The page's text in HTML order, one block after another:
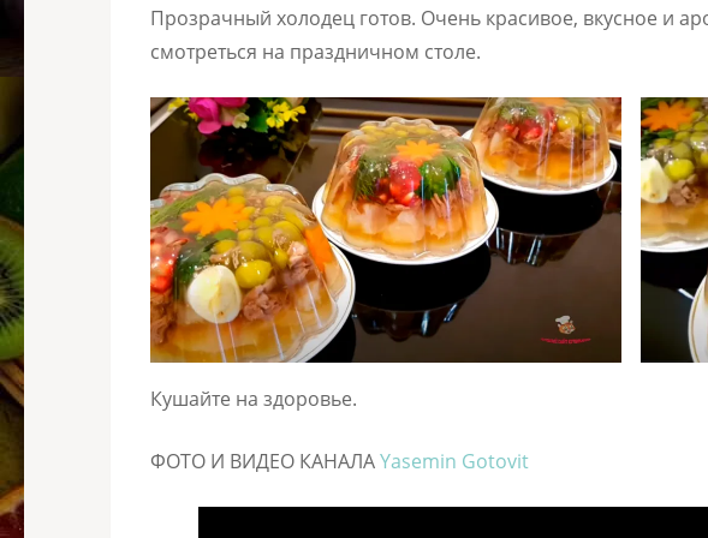
Прозрачный холодец готов. Очень красивое, вкусное и
смотреться на праздничном столе.
Кушайте на здоровье.
ФОТО И ВИДЕО КАНАЛАYasemin Gotovit